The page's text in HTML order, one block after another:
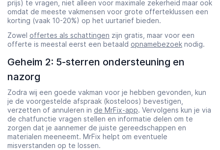
prijs) te vragen, niet alleen voor maximale zekerheid maar ook
omdat de meeste vakmensen voor grote offerteklussen een
korting (vaak 10-20%) op het uurtarief bieden.
Zowel offertes als schattingen zijn gratis, maar voor een
offerte is meestal eerst een betaald opnamebezoek nodig.
Geheim 2: 5-sterren ondersteuning en
nazorg
Zodra wij een goede vakman voor je hebben gevonden, kun
je de voorgestelde afspraak (kosteloos) bevestigen,
verzetten of annuleren in de MrFix-app. Vervolgens kun je via
de chatfunctie vragen stellen en informatie delen om te
zorgen dat je aannemer de juiste gereedschappen en
materialen meeneemt. MrFix helpt om eventuele
misverstanden op te lossen.